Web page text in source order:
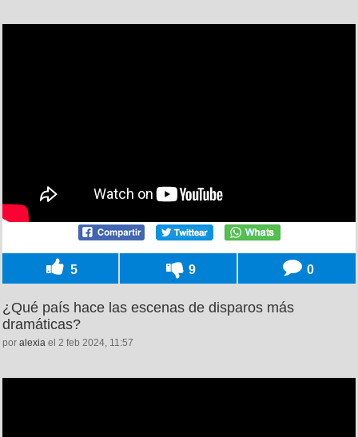
5 9 0
¿Qué país hace las escenas de disparos más
dramáticas?
por alexia el 2 feb 2024, 11:57